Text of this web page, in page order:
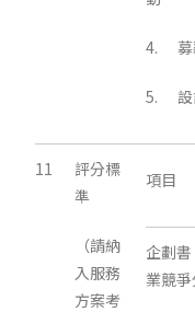
4. 募
5. 設
11
評分標
準
（請納
入服務
方案考
項目
企劃
業競